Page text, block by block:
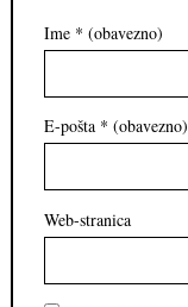
Ime * (obavezno)
E-pošta * (obavezno)
Web-stranica